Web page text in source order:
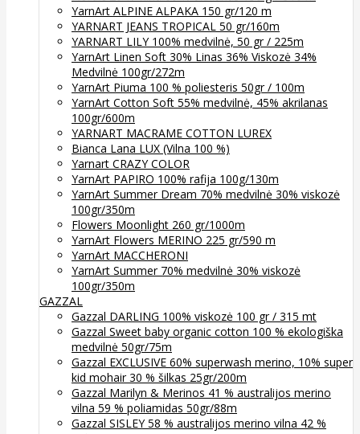
YarnArt ALPINE ALPAKA 150 gr/120 m
YARNART JEANS TROPICAL 50 gr/160m
YARNART LILY 100% medvilnė, 50 gr / 225m
YarnArt Linen Soft 30% Linas 36% Viskozė 34%
Medvilnė 100gr/272m
YarnArt Piuma 100 % poliesteris 50gr / 100m
YarnArt Cotton Soft 55% medvilnė, 45% akrilanas
100gr/600m
YARNART MACRAME COTTON LUREX
Bianca Lana LUX (Vilna 100 %)
Yarnart CRAZY COLOR
YarnArt PAPIRO 100% rafija 100g/130m
YarnArt Summer Dream 70% medvilnė 30% viskozė
100gr/350m
Flowers Moonlight 260 gr/1000m
YarnArt Flowers MERINO 225 gr/590 m
YarnArt MACCHERONI
YarnArt Summer 70% medvilnė 30% viskozė
100gr/350m
GAZZAL
Gazzal DARLING 100% viskozė 100 gr / 315 mt
Gazzal Sweet baby organic cotton 100 % ekologiška
medvilnė 50gr/75m
Gazzal EXCLUSIVE 60% superwash merino, 10% super
kid mohair 30 % šilkas 25gr/200m
Gazzal Marilyn & Merinos 41 % australijos merino
vilna 59 % poliamidas 50gr/88m
Gazzal SISLEY 58 % australijos merino vilna 42 %